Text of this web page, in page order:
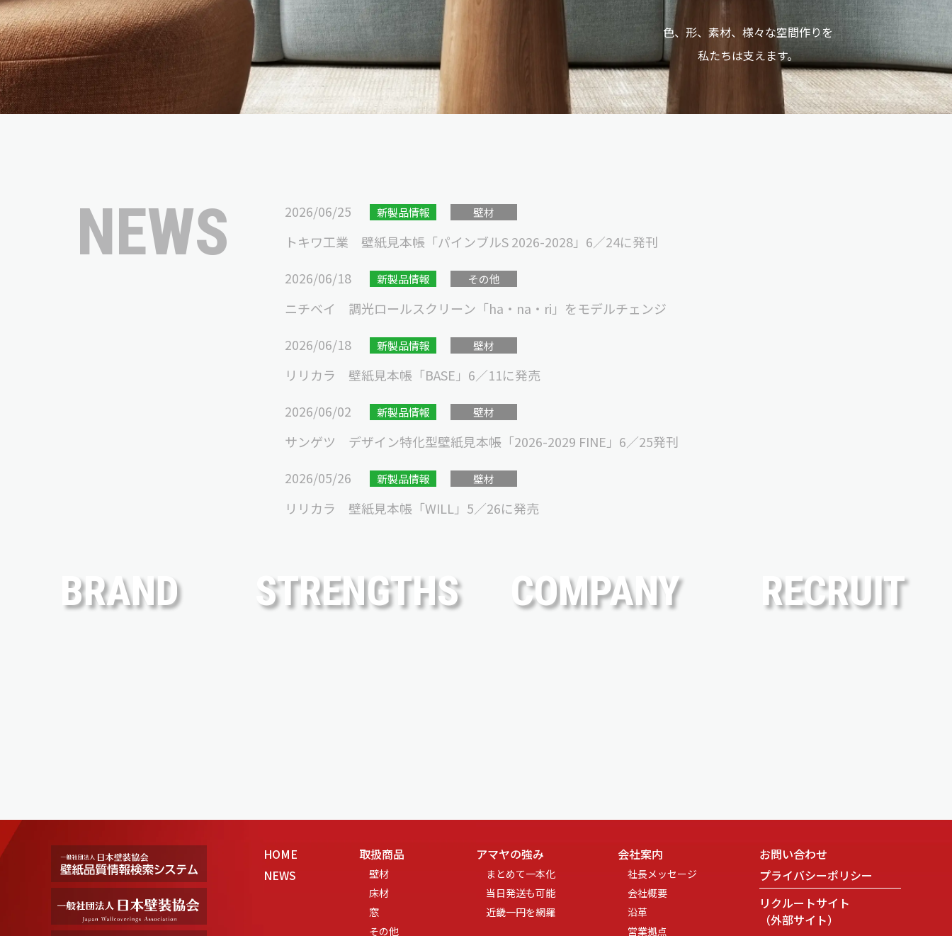
色、形、素材、様々な空間作りを
私たちは支えます。
NEWS 2026/06/25 新製品情報 壁材
トキワ工業 壁紙見本帳「パインブルS 2026-2028」6／24に発刊
2026/06/18
新製品情報 その他
ニチベイ 調光ロールスクリーン「ha・na・ri」をモデルチェンジ
2026/06/18
新製品情報 壁材
リリカラ 壁紙見本帳「BASE」6／11に発売
2026/06/02
新製品情報 壁材
サンゲツ デザイン特化型壁紙見本帳「2026-2029 FINE」6／25発刊
2026/05/26
新製品情報 壁材
リリカラ 壁紙見本帳「WILL」5／26に発売
BRAND STRENGTHS COMPANY RECRUIT
HOME
NEWS
取扱商品
壁材
床材
窓
その他
アマヤの強み
まとめて一本化
当日発送も可能
近畿一円を網羅
会社案内
社長メッセージ
会社概要
沿革
営業拠点
お問い合わせ
プライバシーポリシー
リクルートサイト
（外部サイト）